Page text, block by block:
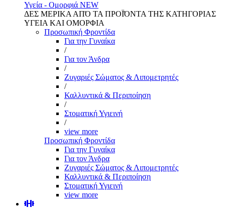
Υγεία - Ομορφιά NEW
ΔΕΣ ΜΕΡΙΚΑ ΑΠΌ ΤΑ ΠΡΟΪΌΝΤΑ ΤΗΣ ΚΑΤΗΓΟΡΙΑΣ
ΥΓΕΙΑ ΚΑΙ ΟΜΟΡΦΙΑ
Προσωπική Φροντίδα
Για την Γυναίκα
/
Για τον Άνδρα
/
Ζυγαριές Σώματος & Λιπομετρητές
/
Καλλυντικά & Περιποίηση
/
Στοματική Υγιεινή
/
view more
Προσωπική Φροντίδα
Για την Γυναίκα
Για τον Άνδρα
Ζυγαριές Σώματος & Λιπομετρητές
Καλλυντικά & Περιποίηση
Στοματική Υγιεινή
view more